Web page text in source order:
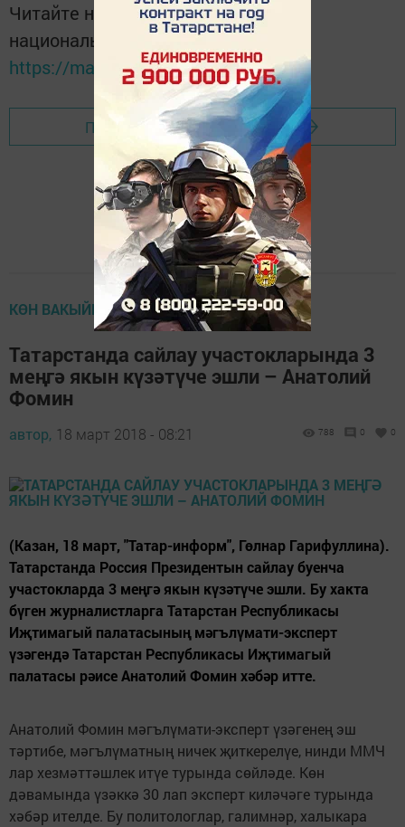
Читайте новости Татарстана в
национальном мессенджере MАХ:
https://max.ru/tatmedia
Перейти на страницу новости
КӨН ВАКЫЙГАСЫ
Татарстанда сайлау участокларында 3
меңгә якын күзәтүче эшли – Анатолий
Фомин
автор, 18 март 2018 - 08:21 788 0 0
(Казан, 18 март, "Татар-информ", Гөлнар Гарифуллина).
Татарстанда Россия Президентын сайлау буенча
участокларда 3 меңгә якын күзәтүче эшли. Бу хакта
бүген журналистларга Татарстан Республикасы
Иҗтимагый палатасының мәгълүмати-эксперт
үзәгендә Татарстан Республикасы Иҗтимагый
палатасы рәисе Анатолий Фомин хәбәр итте.
Анатолий Фомин мәгълүмати-эксперт үзәгенең эш
тәртибе, мәгълүматның ничек җиткерелүе, нинди ММЧ
лар хезмәттәшлек итүе турында сөйләде. Көн
дәвамында үзәккә 30 лап эксперт киләчәге турында
хәбәр ителде. Бу политологлар, галимнәр, халыкара